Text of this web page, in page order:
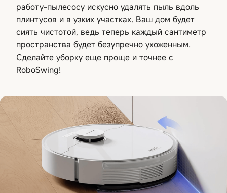
работу-пылесосу искусно удалять пыль вдоль
плинтусов и в узких участках. Ваш дом будет
сиять чистотой, ведь теперь каждый сантиметр
пространства будет безупречно ухоженным.
Сделайте уборку еще проще и точнее с
RoboSwing!